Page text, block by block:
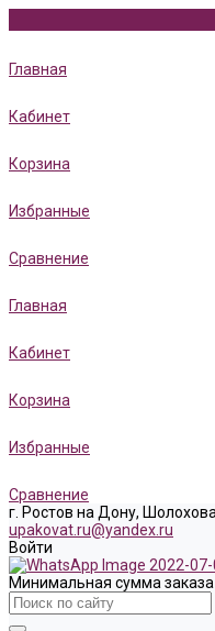
Главная
Кабинет
Корзина
Избранные
Сравнение
Главная
Кабинет
Корзина
Избранные
Сравнение
г. Ростов на Дону,
upakovat.ru@yandex.ru
Войти
Минимальная сумма заказа